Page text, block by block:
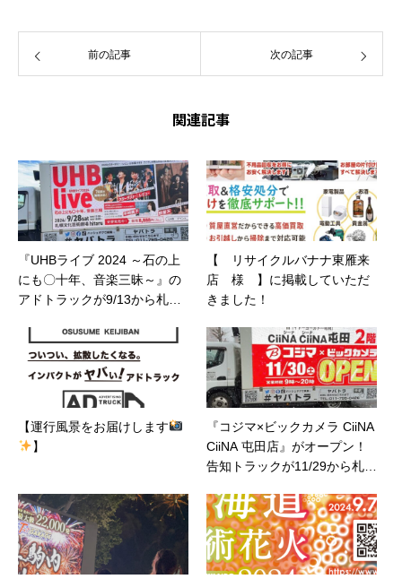
前の記事 次の記事
関連記事
『UHBライブ 2024 ～石の上
にも〇十年、音楽三昧～』の
アドトラックが9/13から札幌
【 リサイクルバナナ東雁来
店 様 】に掲載していただ
きました！
【運行風景をお届けします
】
『コジマ×ビックカメラ CiiNA
CiiNA 屯田店』がオープン！
告知トラックが11/29から札幌